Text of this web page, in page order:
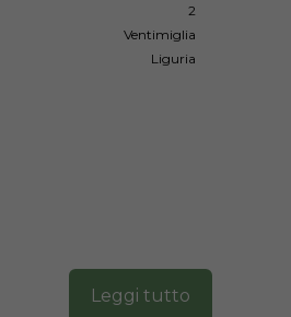
2
Ventimiglia
Liguria
Leggi tutto